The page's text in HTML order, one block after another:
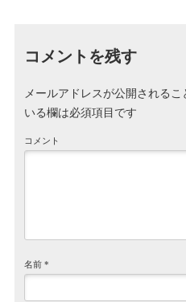
コメントを残す
メールアドレスが公開されるこ
いる欄は必須項目です
コメント
名前*